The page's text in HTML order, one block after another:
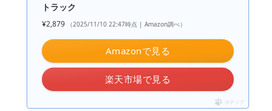
トラック
¥2,879 （2025/11/10 22:47時点 | Amazon調べ）
Amazonで見る
楽天市場で見る
ポチップ